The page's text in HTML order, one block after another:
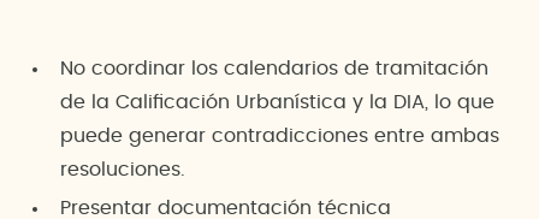
No coordinar los calendarios de tramitación
de la Calificación Urbanística y la DIA, lo que
puede generar contradicciones entre ambas
resoluciones.
Presentar documentación técnica